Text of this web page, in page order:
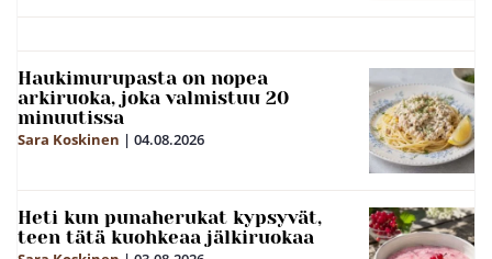
Haukimurupasta on nopea
arkiruoka, joka valmistuu 20
minuutissa
Sara Koskinen | 04.08.2026
Heti kun punaherukat kypsyvät,
teen tätä kuohkeaa jälkiruokaa